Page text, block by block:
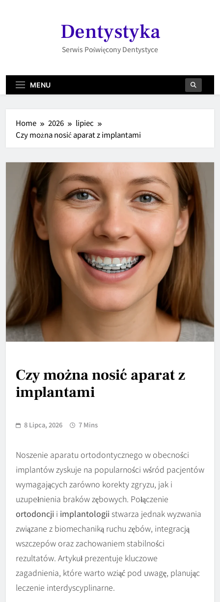
Dentystyka
Serwis Poświęcony Dentystyce
MENU
Home 2026
lipiec
Czy można nosić aparat z implantami
Czy można nosić aparat z
implantami
8 Lipca, 2026 7 Mins
Noszenie aparatu ortodontycznego w obecności
implantów zyskuje na popularności wśród pacjentów
wymagających zarówno korekty zgryzu, jak i
uzupełnienia braków zębowych. Połączenie
ortodoncji i implantologii stwarza jednak wyzwania
związane z biomechaniką ruchu zębów, integracją
wszczepów oraz zachowaniem stabilności
rezultatów. Artykuł prezentuje kluczowe
zagadnienia, które warto wziąć pod uwagę, planując
leczenie interdyscyplinarne.